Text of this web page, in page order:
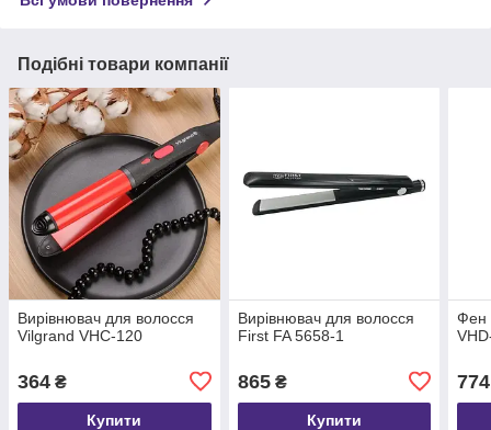
Подібні товари компанії
Вирівнювач для волосся
Vilgrand VHC-120
364 ₴
Купити
Вирівнювач для волосся
First FA 5658-1
865₴
Купити
Фен
774